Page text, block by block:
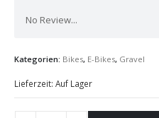
No Review...
Kategorien: Bikes, E-Bikes, Gravel
Lieferzeit: Auf Lager